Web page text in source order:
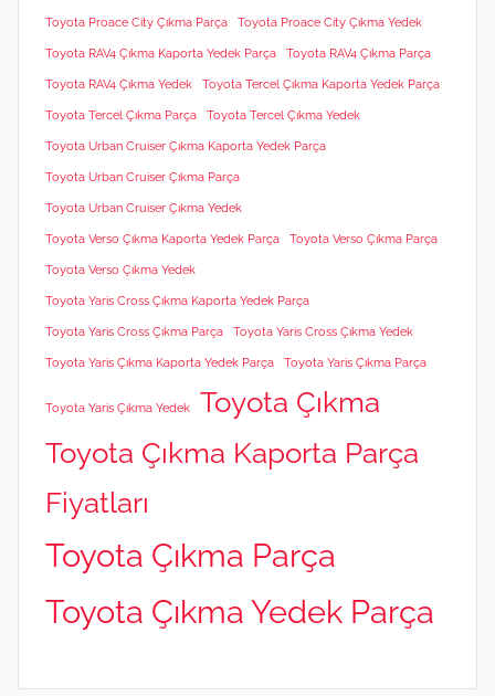
Toyota Proace City Çıkma Parça Toyota Proace City Çıkma Yedek
Toyota RAV4 Çıkma Kaporta Yedek Parça Toyota RAV4 Çıkma Parça
Toyota RAV4 Çıkma Yedek Toyota Tercel Çıkma Kaporta Yedek Parça
Toyota Tercel Çıkma Parça Toyota Tercel Çıkma Yedek
Toyota Urban Cruiser Çıkma Kaporta Yedek Parça
Toyota Urban Cruiser Çıkma Parça
Toyota Urban Cruiser Çıkma Yedek
Toyota Verso Çıkma Kaporta Yedek Parça Toyota Verso Çıkma Parça
Toyota Verso Çıkma Yedek
Toyota Yaris Cross Çıkma Kaporta Yedek Parça
Toyota Yaris Cross Çıkma Parça Toyota Yaris Cross Çıkma Yedek
Toyota Yaris Çıkma Kaporta Yedek Parça Toyota Yaris Çıkma Parça
Toyota Yaris Çıkma Yedek
Toyota Çıkma
Toyota Çıkma Kaporta Parça
Fiyatları
Toyota Çıkma Parça
Toyota Çıkma Yedek Parça